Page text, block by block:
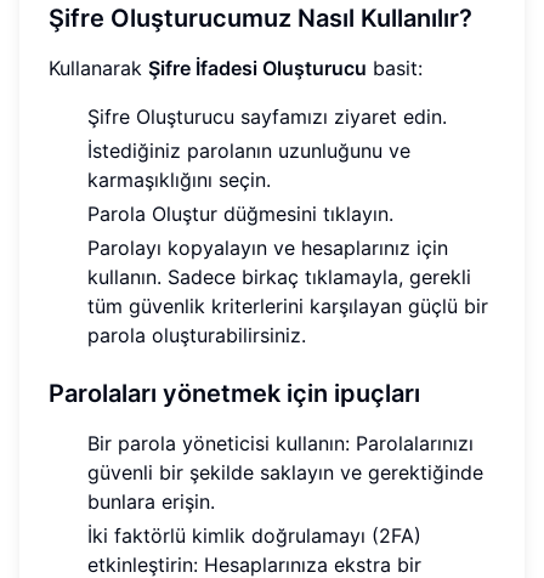
Şifre Oluşturucumuz Nasıl Kullanılır?
Kullanarak Şifre İfadesi Oluşturucu basit:
Şifre Oluşturucu sayfamızı ziyaret edin.
İstediğiniz parolanın uzunluğunu ve
karmaşıklığını seçin.
Parola Oluştur düğmesini tıklayın.
Parolayı kopyalayın ve hesaplarınız için
kullanın. Sadece birkaç tıklamayla, gerekli
tüm güvenlik kriterlerini karşılayan güçlü bir
parola oluşturabilirsiniz.
Parolaları yönetmek için ipuçları
Bir parola yöneticisi kullanın: Parolalarınızı
güvenli bir şekilde saklayın ve gerektiğinde
bunlara erişin.
İki faktörlü kimlik doğrulamayı (2FA)
etkinleştirin: Hesaplarınıza ekstra bir